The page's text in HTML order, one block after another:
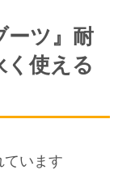
ーツ』耐
く使える
ています